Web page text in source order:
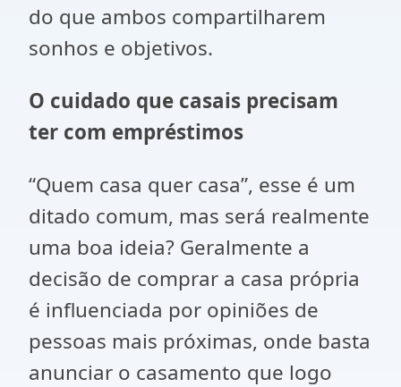
do que ambos compartilharem
sonhos e objetivos.
O cuidado que casais precisam
ter com empréstimos
“Quem casa quer casa”, esse é um
ditado comum, mas será realmente
uma boa ideia? Geralmente a
decisão de comprar a casa própria
é influenciada por opiniões de
pessoas mais próximas, onde basta
anunciar o casamento que logo